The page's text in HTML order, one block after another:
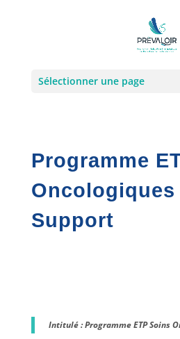
Sélectionner une page
Programme
Oncologiques
Support
Intitulé : Programme ETP Soins